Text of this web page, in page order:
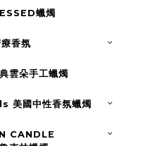
蠟燭
香氛
雲朵手工蠟燭
美國中性香氛蠟燭
CANDLE